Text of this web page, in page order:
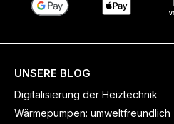
UNSERE BLOG
Digitalisierung der Heiztechnik
Wärmepumpen: umweltfreundlich